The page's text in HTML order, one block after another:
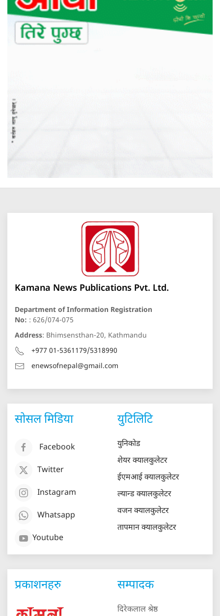
Kamana News Publications Pvt. Ltd.
Department of Information Registration
No: : 626/074-075
Address: Bhimsensthan-20, Kathmandu
+977 01-5361179/5318990
enewsofnepal@gmail.com
सोसल मिडिया
Facebook
Twitter
Instagram
Whatsapp
Youtube
युटिलिटि
युनिकोड
शेयर क्यालकुलेटर
ईएमआई क्यालकुलेटर
ल्यान्ड क्यालकुलेटर
वजन क्यालकुलेटर
तापमान क्यालकुलेटर
प्रकाशनहरु सम्पादक
दिरेकलाल श्रेष्ठ